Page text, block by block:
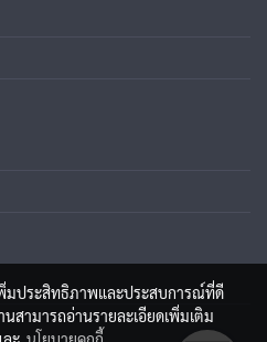
พิ่มประสิทธิภาพและประสบการณ์ที่ดี
สามารถอ่านรายละเอียดเพิ่มเติม